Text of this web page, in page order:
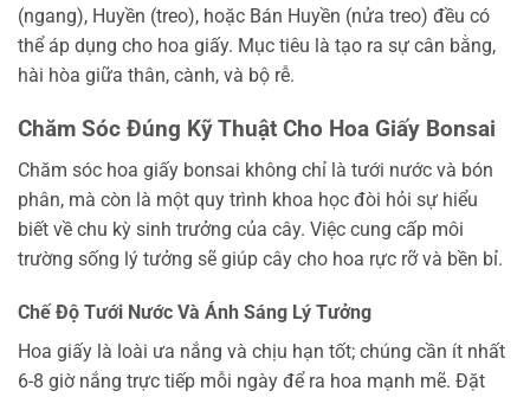
(ngang), Huyền (treo), hoặc Bán Huyền (nửa treo) đều có
thể áp dụng cho hoa giấy. Mục tiêu là tạo ra sự cân bằng,
hài hòa giữa thân, cành, và bộ rễ.
Chăm Sóc Đúng Kỹ Thuật Cho Hoa Giấy Bonsai
Chăm sóc hoa giấy bonsai không chỉ là tưới nước và bón
phân, mà còn là một quy trình khoa học đòi hỏi sự hiểu
biết về chu kỳ sinh trưởng của cây. Việc cung cấp môi
trường sống lý tưởng sẽ giúp cây cho hoa rực rỡ và bền bỉ.
Chế Độ Tưới Nước Và Ánh Sáng Lý Tưởng
Hoa giấy là loài ưa nắng và chịu hạn tốt; chúng cần ít nhất
6-8 giờ nắng trực tiếp mỗi ngày để ra hoa mạnh mẽ. Đặt